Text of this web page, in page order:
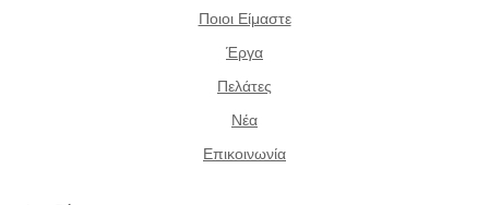
Ποιοι Είμαστε
Έργα
Πελάτες
Νέα
Επικοινωνία